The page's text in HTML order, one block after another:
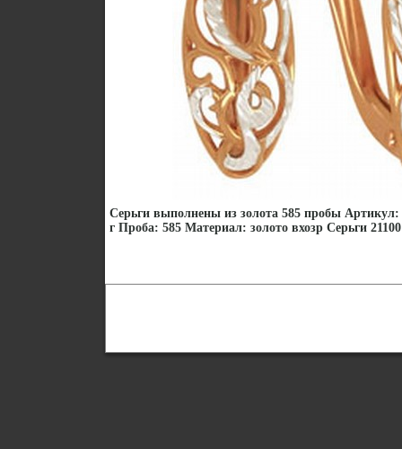
Серьги выполнены из золота 585 пробы Артикул:
г Проба: 585 Материал: золото вхозр Серьги